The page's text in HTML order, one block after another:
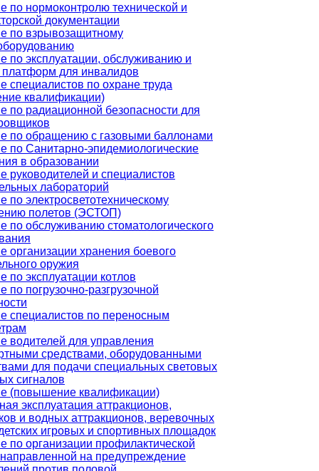
по нормоконтролю технической и
документации
по взрывозащитному
по эксплуатации, обслуживанию и
платформ для инвалидов
специалистов по охране труда
квалификации)
по радиационной безопасности для
по обращению с газовыми баллонами
по Санитарно-эпидемиологические
в образовании
руководителей и специалистов
лабораторий
по электросветотехническому
полетов (ЭСТОП)
по обслуживанию стоматологического
организации хранения боевого
оружия
по эксплуатации котлов
по погрузочно-разгрузочной
специалистов по переносным
водителей для управления
средствами, оборудованными
для подачи специальных световых
сигналов
(повышение квалификации)
эксплуатация аттракционов,
и водных аттракционов, веревочных
игровых и спортивных площадок
по организации профилактической
на предупреждение